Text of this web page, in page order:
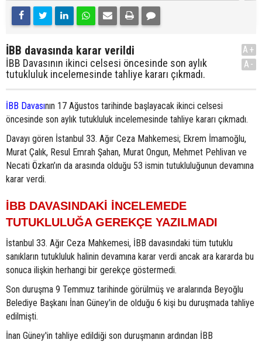
İBB davasında karar verildi
İBB Davasının ikinci celsesi öncesinde son aylık
tutukluluk incelemesinde tahliye kararı çıkmadı.
A+
A-
İBB Davasının 17 Ağustos tarihinde başlayacak ikinci celsesi
öncesinde son aylık tutukluluk incelemesinde tahliye kararı çıkmadı.
Davayı gören İstanbul 33. Ağır Ceza Mahkemesi; Ekrem İmamoğlu,
Murat Çalık, Resul Emrah Şahan, Murat Ongun, Mehmet Pehlivan ve
Necati Özkan’ın da arasında olduğu 53 ismin tutukluluğunun devamına
karar verdi.
İBB DAVASINDAKİ İNCELEMEDE
TUTUKLULUĞA GEREKÇE YAZILMADI
İstanbul 33. Ağır Ceza Mahkemesi, İBB davasındaki tüm tutuklu
sanıkların tutukluluk halinin devamına karar verdi ancak ara kararda bu
sonuca ilişkin herhangi bir gerekçe göstermedi.
Son duruşma 9 Temmuz tarihinde görülmüş ve aralarında Beyoğlu
Belediye Başkanı İnan Güney'in de olduğu 6 kişi bu duruşmada tahliye
edilmişti.
İnan Güney'in tahliye edildiği son duruşmanın ardından İBB